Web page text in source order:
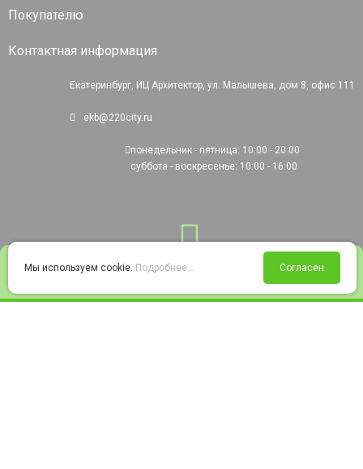
Войти Избранное Корзина
Покупателю
Контактная информация
Екатеринбург, ИЦ Архитектор, ул. Малышева, дом 8, офис 111
ekb@220city.ru
понедельник - пятница: 10:00 - 20:00
суббота - воскресенье: 10:00 - 16:00
Мы используем cookie. Подробнее... Согласен